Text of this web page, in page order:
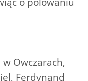
w Owczarach,
Ferdynand